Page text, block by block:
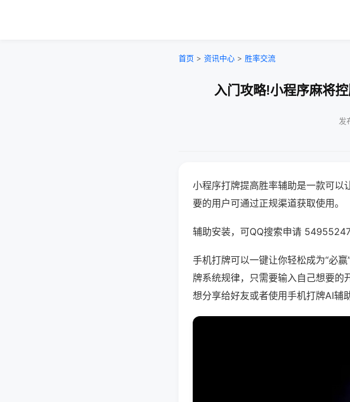
首页 > 资讯中心 > 胜率交流
入门攻略!小程序麻将
发
小程序打牌提高胜率辅助是一款可以
要的用户可通过正规渠道获取使用。
辅助安装，可QQ搜索申请
手机打牌可以一键让你轻松成为“必
牌系统规律，只需要输入自己想要的
想分享给好友或者使用手机打牌AI辅